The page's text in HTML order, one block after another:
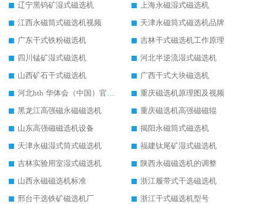
辽宁黑钨矿湿式磁选机
上海永磁湿式磁选机
江西永磁筒式磁选机视频
天津永磁筒式磁选机品牌
广东干式铁粉磁选机
吉林干式磁选机工作原理
四川锰矿湿式磁选机
河北半逆流湿式磁选机
山西矿石干式磁选机
广西干式大块磁选机
河北hth·华体会（中国）官方网站-hth.com 工作视频
重庆磁选机原理图及视频
黑龙江高强磁永磁磁选机
重庆磁选机高强磁磁辊
山东高强磁磁选机设备
揭阳永磁筒式磁选机
天津永磁湿式筒式磁选机
福建钛尾矿湿式磁选机
吉林实验用室湿式磁选机
陕西永磁磁选机的调整
山西永磁磁选机标准
浙江履带式干选磁选机
邢台干选铁矿磁选机厂
浙江干式磁选机型号